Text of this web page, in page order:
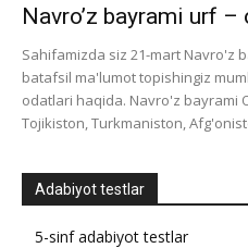
Navro’z bayrami urf
Sahifamizda siz 21-mart Navro'z
batafsil ma'lumot topishingiz
odatlari haqida. Navro'z bayrami
Tojikiston, Turkmaniston,
Adabiyot testlar
5-sinf adabiyot testlar